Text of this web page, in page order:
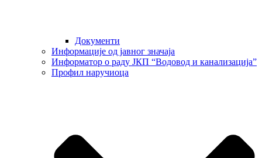
Документи
Информације од јавног значаја
Информатор о раду ЈКП “Водовод и канализација”
Профил наручиоца